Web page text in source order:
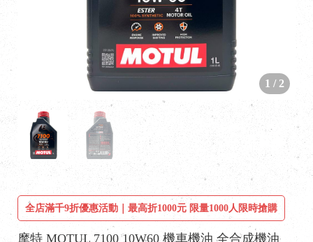
1 / 2
摩特 MOTUL 7100 10W60 機車機油 全合成機油
全店滿千9折優惠活動｜最高折1000元 限量1000人限時搶購